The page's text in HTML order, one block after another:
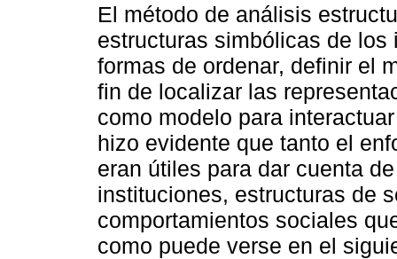
El método de análisis
estructuras simbólicas de
formas de ordenar, definir el
fin de localizar las
como modelo para
hizo evidente que tanto el
eran útiles para dar cuenta
instituciones, estructuras de
comportamientos sociales
como puede verse en el